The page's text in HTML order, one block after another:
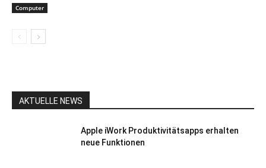
Computer
AKTUELLE NEWS
Apple iWork Produktivitätsapps erhalten
neue Funktionen